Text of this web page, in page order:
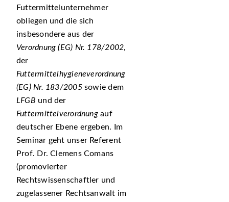
Futtermittelunternehmer
obliegen und die sich
insbesondere aus der
Verordnung (EG) Nr. 178/2002,
der
Futtermittelhygieneverordnung
(EG) Nr. 183/2005sowie dem
LFGB und der
Futtermittelverordnungauf
deutscher Ebene ergeben. Im
Seminar geht unser Referent
Prof. Dr. Clemens Comans
(promovierter
Rechtswissenschaftler und
zugelassener Rechtsanwalt im